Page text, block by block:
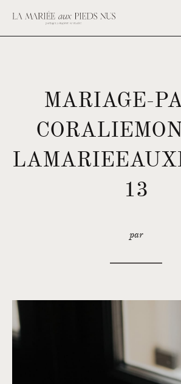
MARIAGE-
13
par